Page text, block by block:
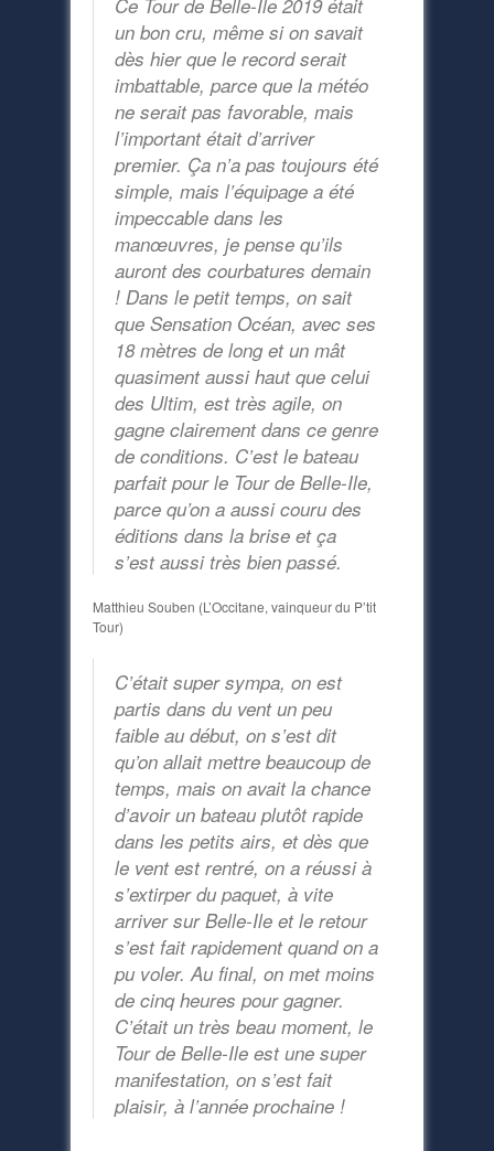
un bon cru, même si on savait
dès hier que le record serait
imbattable, parce que la météo
ne serait pas favorable, mais
l’important était d’arriver
premier. Ça n’a pas toujours été
simple, mais l’équipage a été
impeccable dans les
manœuvres, je pense qu’ils
auront des courbatures demain
! Dans le petit temps, on sait
que Sensation Océan, avec ses
18 mètres de long et un mât
quasiment aussi haut que celui
des Ultim, est très agile, on
gagne clairement dans ce genre
de conditions. C’est le bateau
parfait pour le Tour de Belle-Ile,
parce qu’on a aussi couru des
éditions dans la brise et ça
s’est aussi très bien passé.
Matthieu Souben (L’Occitane, vainqueur du P’tit
Tour)
C’était super sympa, on est
partis dans du vent un peu
faible au début, on s’est dit
qu’on allait mettre beaucoup de
temps, mais on avait la chance
d’avoir un bateau plutôt rapide
dans les petits airs, et dès que
le vent est rentré, on a réussi à
s’extirper du paquet, à vite
arriver sur Belle-Ile et le retour
s’est fait rapidement quand on a
pu voler. Au final, on met moins
de cinq heures pour gagner.
C’était un très beau moment, le
Tour de Belle-Ile est une super
manifestation, on s’est fait
plaisir, à l’année prochaine !